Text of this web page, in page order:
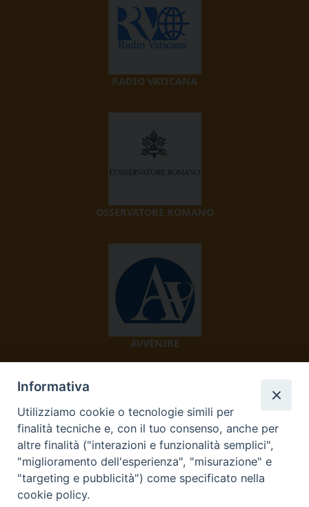
RADIO VATICANA
OSSERVATORE ROMANO
AVVENIRE
TV 2000
Informativa
Utilizziamo cookie o tecnologie simili per
finalità tecniche e, con il tuo consenso, anche per
altre finalità ("interazioni e funzionalità semplici",
"miglioramento dell'esperienza", "misurazione" e
"targeting e pubblicità") come specificato nella
cookie policy.